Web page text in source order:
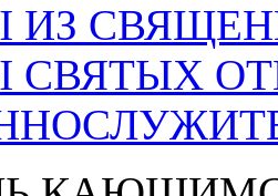
ИЗ
СВЯТЫХ